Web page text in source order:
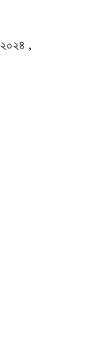
২০২৪ ,